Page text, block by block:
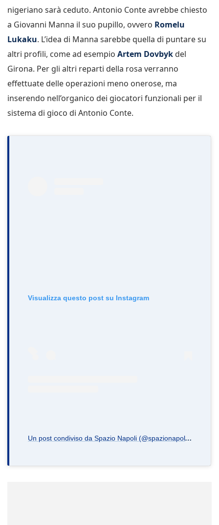
nigeriano sarà ceduto. Antonio Conte avrebbe chiesto
a Giovanni Manna il suo pupillo, ovvero Romelu
Lukaku. L’idea di Manna sarebbe quella di puntare su
altri profili, come ad esempio Artem Dovbyk del
Girona. Per gli altri reparti della rosa verranno
effettuate delle operazioni meno onerose, ma
inserendo nell’organico dei giocatori funzionali per il
sistema di gioco di Antonio Conte.
Visualizza questo post su Instagram
U
n post condiviso da Spazio Napoli (@spazionapoli.it)